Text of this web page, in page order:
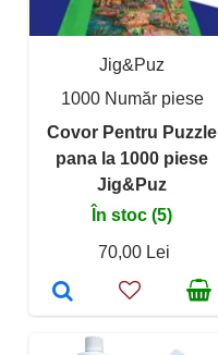
Jig&Puz
1000 Număr piese
Covor Pentru Puzzle
pana la 1000 piese
Jig&Puz
În stoc (5)
70,00 Lei